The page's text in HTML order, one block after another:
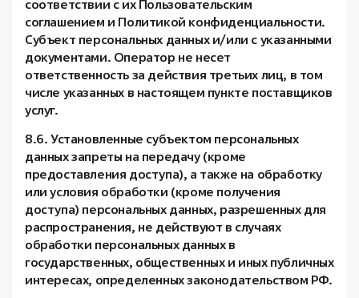
соответствии с их Пользовательским
соглашением и Политикой конфиденциальности.
Субъект персональных данных и/или с указанными
документами. Оператор не несет
ответственность за действия третьих лиц, в том
числе указанных в настоящем пункте поставщиков
услуг.
8.6. Установленные субъектом персональных
данных запреты на передачу (кроме
предоставления доступа), а также на обработку
или условия обработки (кроме получения
доступа) персональных данных, разрешенных для
распространения, не действуют в случаях
обработки персональных данных в
государственных, общественных и иных публичных
интересах, определенных законодательством РФ.